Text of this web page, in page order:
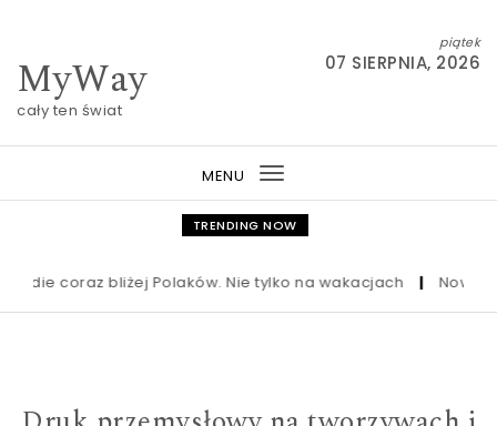
MyWay
cały ten świat
piątek
07 SIERPNIA, 2026
MENU
Toggle
navigation
TRENDING NOW
coraz bliżej Polaków. Nie tylko na wakacjach | Nowa